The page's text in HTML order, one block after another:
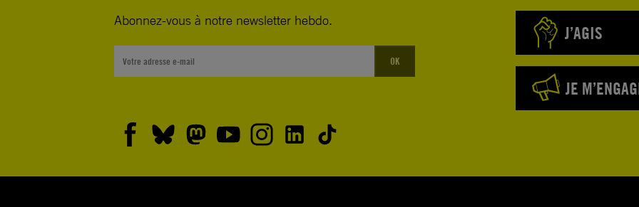
Abonnez-vous à notre newsletter hebdo.
OK
J’AGIS
JE